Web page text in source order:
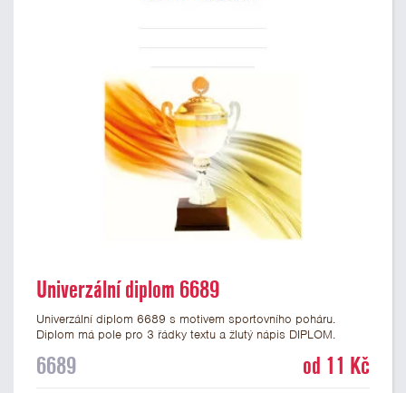
Univerzální diplom 6689
Univerzální diplom 6689 s motivem sportovního poháru.
Diplom má pole pro 3 řádky textu a žlutý nápis DIPLOM.
diplom je vhodný pro většinu událostí, ke kterým by se hodil i
6689 od 11 Kč